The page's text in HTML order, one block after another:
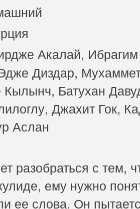
Акалай, Ибрагим
Диздар,
Кылынч, Батухан
Джахит Гок,
Аслан
разобраться с тем,
ему нужно
ее слова. Он